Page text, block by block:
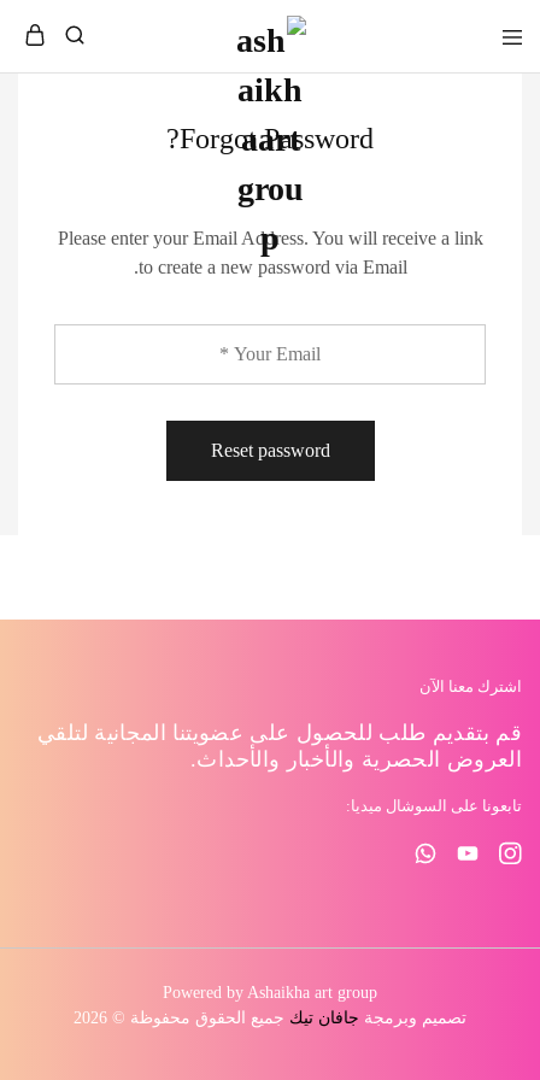
Forgot Password?
Please enter your Email Address. You will receive a link
to create a new password via Email.
Reset password
اشترك معنا الآن
قم بتقديم طلب للحصول على عضويتنا المجانية لتلقي
العروض الحصرية والأخبار والأحداث.
تابعونا على السوشال ميديا:
Powered by Ashaikha art group
تصميم وبرمجة جافان تيك جميع الحقوق محفوظة © 2026